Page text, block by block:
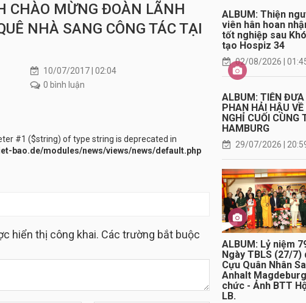
CHÀO MỪNG ĐOÀN LÃNH
NHÀ SANG CÔNG TÁC TẠI
10/07/2017 | 02:04
0 bình luận
#1 ($string) of type string is deprecated in
bao.de/modules/news/views/news/default.php
hiển thị công khai. Các trường bắt buộc
ALBUM: Thiện
viên hân hoan
tốt nghiệp sau
tạo Hospiz 34
02/08/2026 |
ALBUM: TIỄN ĐƯA
PHAN HẢI HẬU VỀ
NGHỈ CUỐI CÙNG
HAMBURG
29/07/2026 |
ALBUM: Lỷ niệm
Ngày TBLS (27/7)
Cựu Quân Nhân
Anhalt
chức - Ảnh BTT
LB.